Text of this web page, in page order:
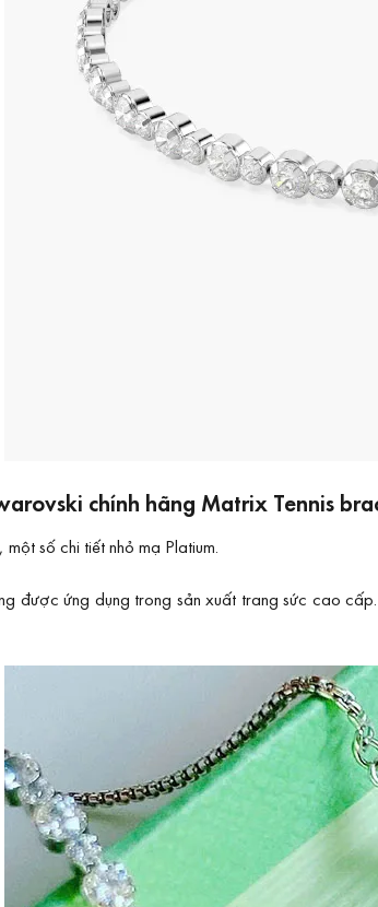
chính hãng Matrix Tennis
số chi tiết nhỏ mạ Platium.
được ứng dụng trong sản xuất trang sức cao